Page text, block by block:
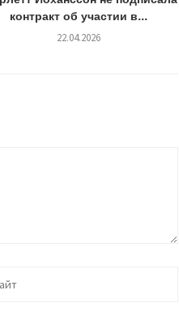
контракт об участии в...
22.04.2026